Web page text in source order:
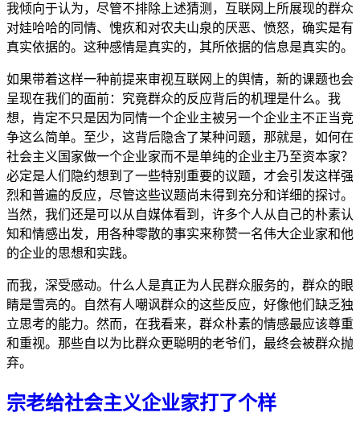
我倾向于认为，尽管不排除上述猜测，互联网上所展现的群众
对娃哈哈的同情、愧疚和对农夫山泉的厌恶、愤怒，确实是有
真实依据的。这种感情是真实的，其所依据的信息是真实的。
如果带着这样一种前提来审视互联网上的舆情，新的课题也会
呈现在我们的面前：究竟群众的反应背后的机理是什么。我
想，肯定不只是因为同情一个企业主被另一个企业主不正当竞
争这么简单。至少，这背后隐含了某种问题，那就是，如何在
社会主义国家做一个企业家而不是单纯的企业主乃至资本家？
必定是人们隐约想到了一些特别重要的议题，才会引发这样强
烈和普遍的反应，尽管这些议题尚未得到充分和详细的探讨。
当然，我们还是可以从自媒体看到，许多个人从自己的朴素认
知和情感出发，用各种零散的事实来称赞一名伟大企业家和他
的企业的思想和实践。
而我，深受感动。什么人是真正为人民群众服务的，群众的眼
睛是雪亮的。自然有人嘲讽群众的这些反应，好像他们缺乏独
立思考的能力。然而，在我看来，群众朴素的情感最应该尊重
和重视。那些自以为比群众更聪明的老爷们，最终会被群众抛
弃。
宗老给社会主义企业家打了个样